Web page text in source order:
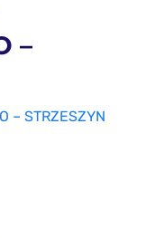
–
– STRZESZYN